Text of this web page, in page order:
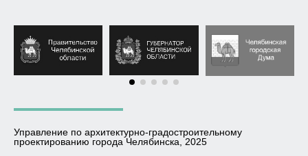
Управление по архитектурно-градостроительному
проектированию города Челябинска, 2025